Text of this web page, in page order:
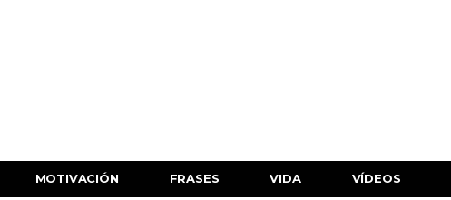
MOTIVACIÓN FRASES VIDA VÍDEOS